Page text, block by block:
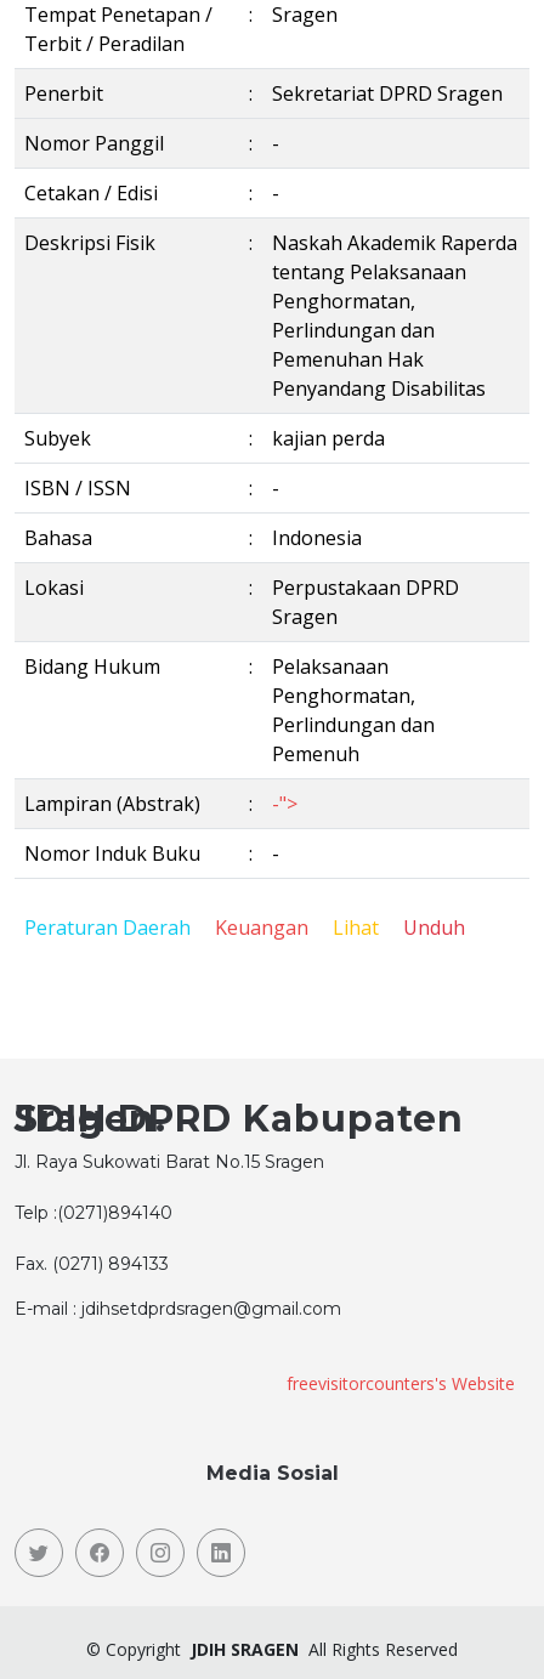
Tempat Penetapan /
Terbit / Peradilan
: Sragen
Penerbit :
Sekretariat DPRD Sragen
Nomor Panggil
:
-
Cetakan / Edisi
:
-
Deskripsi Fisik
:
Naskah Akademik Raperda
tentang Pelaksanaan
Penghormatan,
Perlindungan dan
Pemenuhan Hak
Penyandang Disabilitas
Subyek
:
kajian perda
ISBN / ISSN
:
-
Bahasa
:
Indonesia
Lokasi
:
Perpustakaan DPRD
Sragen
Bidang Hukum
:
Pelaksanaan
Penghormatan,
Perlindungan dan
Pemenuh
Lampiran (Abstrak)
:
-">
Nomor Induk Buku
: -
Peraturan Daerah Keuangan Lihat Unduh
JDIH DPRD Kabupaten Sragen.
Jl. Raya Sukowati Barat No.15 Sragen
Telp :(0271)894140
Fax. (0271) 894133
E-mail : jdihsetdprdsragen@gmail.com
freevisitorcounters's Website
Media Sosial
© Copyright JDIH SRAGEN All Rights Reserved